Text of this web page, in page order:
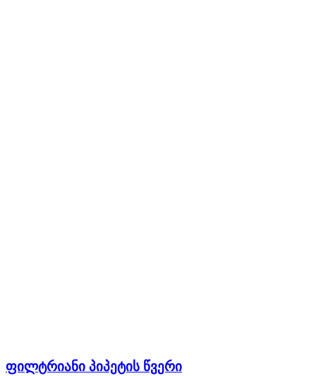
ფილტრიანი პიპეტის წვერი